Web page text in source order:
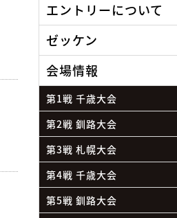
エントリーについて
ゼッケン
会場情報
第1戦 千歳大会
第2戦 釧路大会
第3戦 札幌大会
第4戦 千歳大会
第5戦 釧路大会